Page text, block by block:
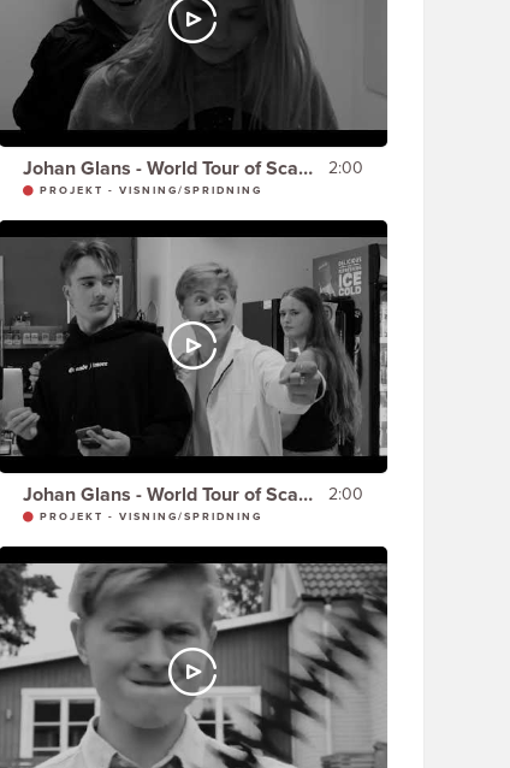
Johan Glans - World Tour of Scandinavia - HISSEN - 2:00
PROJEKT - VISNING/SPRIDNING
Johan Glans - World Tour of Scandinavia - MATAFFÄREN & KORTET 2:00
PROJEKT - VISNING/SPRIDNING